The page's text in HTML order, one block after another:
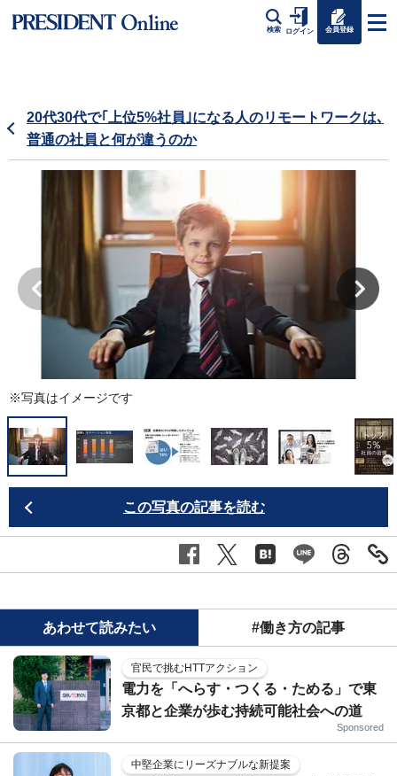
検索 ログイン 会員登録
20代30代で｢上位5%社員｣になる人のリモートワークは､
普通の社員と何が違うのか
※写真はイメージです
この写真の記事を読む
あわせて読みたい #働き方の記事
官民で挑むHTTアクション
電力を「へらす・つくる・ためる」で東
京都と企業が歩む持続可能社会への道
Sponsored
中堅企業にリーズナブルな新提案